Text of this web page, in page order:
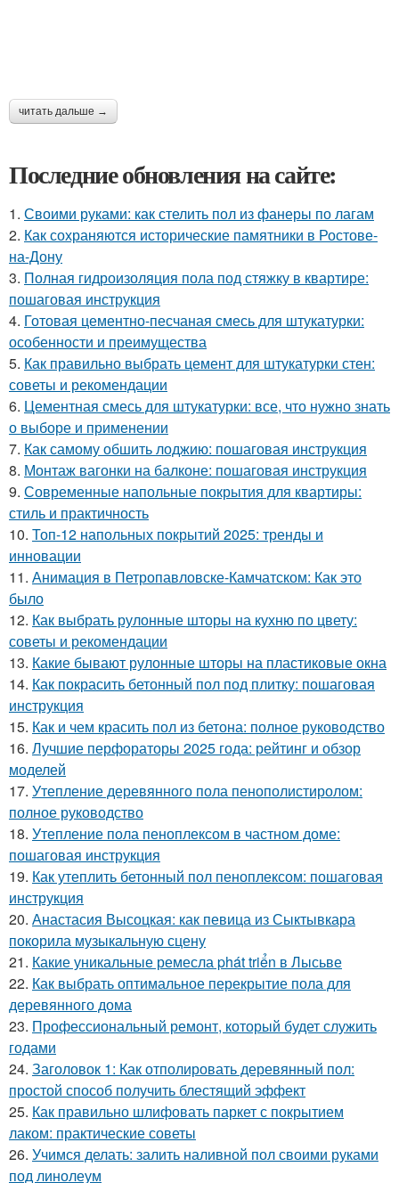
читать дальше →
Последние обновления на сайте:
1. Своими руками: как стелить пол из фанеры по лагам
2. Как сохраняются исторические памятники в Ростове-
на-Дону
3. Полная гидроизоляция пола под стяжку в квартире:
пошаговая инструкция
4. Готовая цементно-песчаная смесь для штукатурки:
особенности и преимущества
5. Как правильно выбрать цемент для штукатурки стен:
советы и рекомендации
6. Цементная смесь для штукатурки: все, что нужно знать
о выборе и применении
7. Как самому обшить лоджию: пошаговая инструкция
8. Монтаж вагонки на балконе: пошаговая инструкция
9. Современные напольные покрытия для квартиры:
стиль и практичность
10. Топ-12 напольных покрытий 2025: тренды и
инновации
11. Анимация в Петропавловске-Камчатском: Как это
было
12. Как выбрать рулонные шторы на кухню по цвету:
советы и рекомендации
13. Какие бывают рулонные шторы на пластиковые окна
14. Как покрасить бетонный пол под плитку: пошаговая
инструкция
15. Как и чем красить пол из бетона: полное руководство
16. Лучшие перфораторы 2025 года: рейтинг и обзор
моделей
17. Утепление деревянного пола пенополистиролом:
полное руководство
18. Утепление пола пеноплексом в частном доме:
пошаговая инструкция
19. Как утеплить бетонный пол пеноплексом: пошаговая
инструкция
20. Анастасия Высоцкая: как певица из Сыктывкара
покорила музыкальную сцену
21. Какие уникальные ремесла phát triển в Лысьве
22. Как выбрать оптимальное перекрытие пола для
деревянного дома
23. Профессиональный ремонт, который будет служить
годами
24. Заголовок 1: Как отполировать деревянный пол:
простой способ получить блестящий эффект
25. Как правильно шлифовать паркет с покрытием
лаком: практические советы
26. Учимся делать: залить наливной пол своими руками
под линолеум